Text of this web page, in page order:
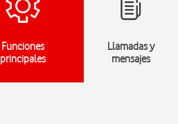
Funciones
principales
Llamadas y
mensajes